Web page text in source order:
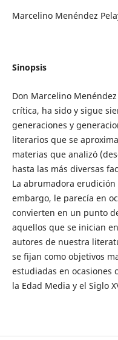
Marcelino Menéndez
Sinopsis
Don Marcelino
crítica, ha sido y sigue
generaciones y
literarios que se
materias que analizó
hasta las más diversas
La abrumadora
embargo, le parecía en
convierten en un punto
aquellos que se inician
autores de nuestra
se fijan como objetivos
estudiadas en ocasiones
la Edad Media y el Siglo